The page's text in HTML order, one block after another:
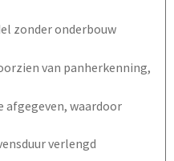
zonder onderbouw
van panherkenning,
afgegeven, waardoor
verlengd